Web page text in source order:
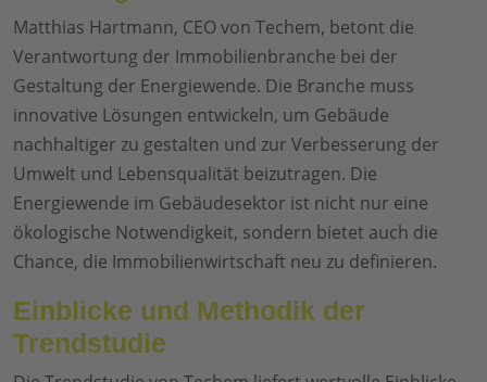
Matthias Hartmann, CEO von Techem, betont die
Verantwortung der Immobilienbranche bei der
Gestaltung der Energiewende. Die Branche muss
innovative Lösungen entwickeln, um Gebäude
nachhaltiger zu gestalten und zur Verbesserung der
Umwelt und Lebensqualität beizutragen. Die
Energiewende im Gebäudesektor ist nicht nur eine
ökologische Notwendigkeit, sondern bietet auch die
Chance, die Immobilienwirtschaft neu zu definieren.
Einblicke und Methodik der
Trendstudie